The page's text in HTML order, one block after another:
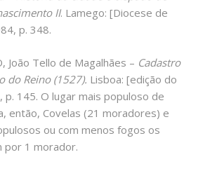
II. Lamego: [Diocese de
p. 348.
João Tello de Magalhães – Cadastro
do Reino (1527). Lisboa: [edição do
p. 145. O lugar mais populoso de
então, Covelas (21 moradores) e
ou com menos fogos os
por 1 morador.